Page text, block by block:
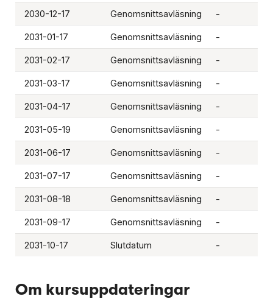
2030-12-17 Genomsnittsavläsning -
2031-01-17 Genomsnittsavläsning -
2031-02-17 Genomsnittsavläsning -
2031-03-17 Genomsnittsavläsning -
2031-04-17 Genomsnittsavläsning -
2031-05-19 Genomsnittsavläsning -
2031-06-17 Genomsnittsavläsning -
2031-07-17 Genomsnittsavläsning -
2031-08-18 Genomsnittsavläsning -
2031-09-17 Genomsnittsavläsning -
2031-10-17 Slutdatum -
Om kursuppdateringar